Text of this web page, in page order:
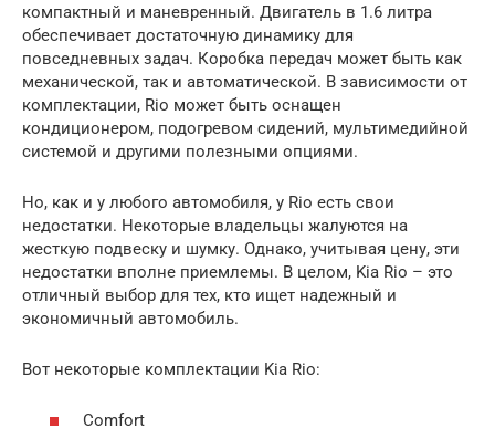
компактный и маневренный. Двигатель в 1.6 литра
обеспечивает достаточную динамику для
повседневных задач. Коробка передач может быть как
механической, так и автоматической. В зависимости от
комплектации, Rio может быть оснащен
кондиционером, подогревом сидений, мультимедийной
системой и другими полезными опциями.
Но, как и у любого автомобиля, у Rio есть свои
недостатки. Некоторые владельцы жалуются на
жесткую подвеску и шумку. Однако, учитывая цену, эти
недостатки вполне приемлемы. В целом, Kia Rio – это
отличный выбор для тех, кто ищет надежный и
экономичный автомобиль.
Вот некоторые комплектации Kia Rio:
Comfort